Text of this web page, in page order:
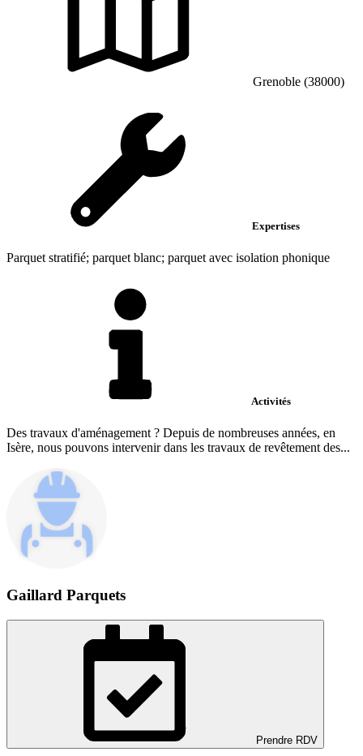
Grenoble (38000)
Expertises
Parquet stratifié; parquet blanc; parquet avec isolation phonique
Activités
Des travaux d'aménagement ? Depuis de nombreuses années, en
Isère, nous pouvons intervenir dans les travaux de revêtement des...
Gaillard Parquets
Prendre RDV